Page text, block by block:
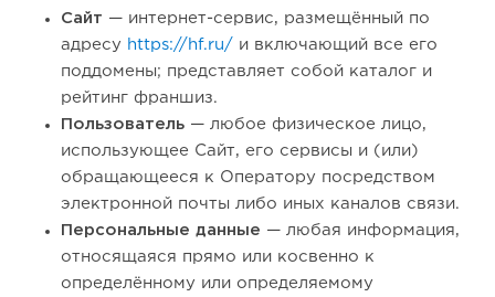
Сайт — интернет-сервис, размещённый по
адресу
https://hf.ru/ и включающий все его
поддомены; представляет собой каталог и
рейтинг франшиз.
Пользователь — любое физическое лицо,
использующее Сайт, его сервисы и (или)
обращающееся к Оператору посредством
электронной почты либо иных каналов связи.
Персональные данные — любая информация,
относящаяся прямо или косвенно к
определённому или определяемому